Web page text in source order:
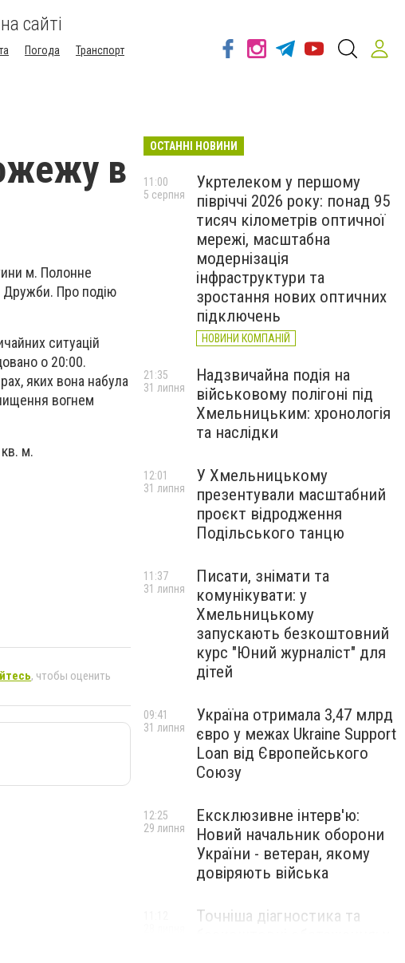
сайті
Погода
Транспорт
в
м. Полонне
Дружби. Про подію
ситуацій
о 20:00.
яких вона набула
вогнем
м.
, чтобы оценить
ОСТАННІ НОВИНИ
Укртелеком у першому
півріччі 2026 року: понад 95
тисяч кілометрів оптичної
мережі, масштабна
модернізація
інфраструктури та
зростання нових оптичних
підключень
НОВИНИ КОМПАНІЙ
11:00
5 серпня
Надзвичайна подія на
військовому полігоні під
Хмельницьким: хронологія
та наслідки
21:35
31 липня
У Хмельницькому
презентували масштабний
проєкт відродження
Подільського танцю
12:01
31 липня
Писати, знімати та
комунікувати: у
Хмельницькому
запускають безкоштовний
курс "Юний журналіст" для
дітей
11:37
31 липня
Україна отримала 3,47 млрд
євро у межах Ukraine Support
Loan від Європейського
Союзу
09:41
31 липня
Ексклюзивне інтерв'ю:
Новий начальник оборони
України - ветеран, якому
довіряють війська
12:25
29 липня
Точніша діагностика та